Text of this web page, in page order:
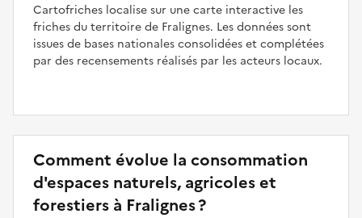
Cartofriches localise sur une carte interactive les
friches du territoire de Fralignes. Les données sont
issues de bases nationales consolidées et complétées
par des recensements réalisés par les acteurs locaux.
Comment évolue la consommation
d'espaces naturels, agricoles et
forestiers à Fralignes ?